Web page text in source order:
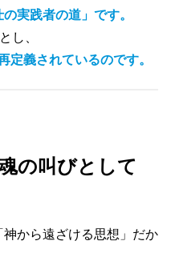
の実践者の道 」です。
し、
定義されているのです。
の叫びとして
から遠ざける思想」だか